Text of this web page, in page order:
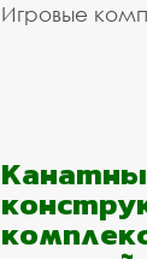
Игровые